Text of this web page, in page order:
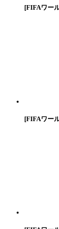
[FIFAワー
[FIFAワー